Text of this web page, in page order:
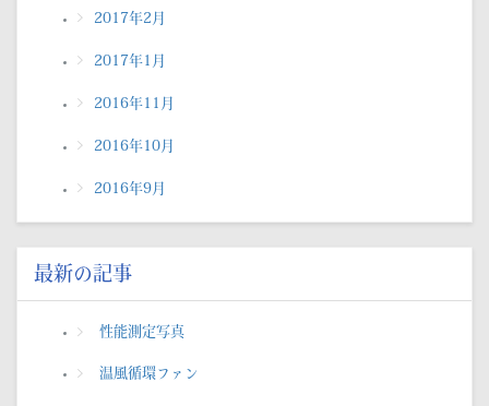
2017年2月
2017年1月
2016年11月
2016年10月
2016年9月
最新の記事
性能測定写真
温風循環ファン